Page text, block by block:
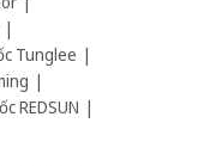
Tunglee
REDSUN